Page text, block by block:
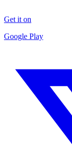
Get it on
Google Play